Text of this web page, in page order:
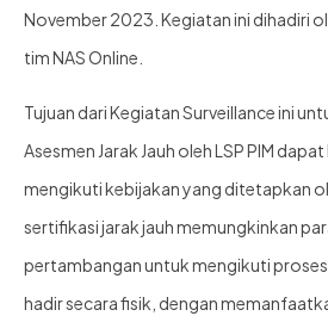
November 2023. Kegiatan ini dihadiri
tim NAS Online.
Tujuan dari Kegiatan Surveillance ini
Asesmen Jarak Jauh oleh LSP PIM
mengikuti kebijakan yang ditetapkan
sertifikasi jarak jauh memungkinkan
pertambangan untuk mengikuti
hadir secara fisik, dengan